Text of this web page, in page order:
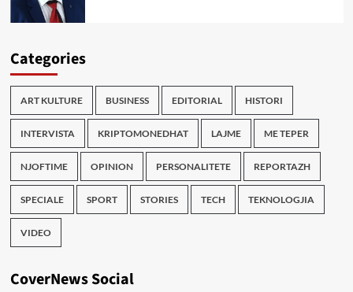
Categories
ART KULTURE BUSINESS EDITORIAL HISTORI
INTERVISTA KRIPTOMONEDHAT LAJME ME TEPER
NJOFTIME OPINION PERSONALITETE REPORTAZH
SPECIALE SPORT STORIES TECH TEKNOLOGJIA
VIDEO
CoverNews Social